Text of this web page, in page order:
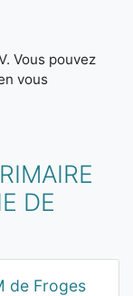
Vous pouvez
vous
DE
de Froges